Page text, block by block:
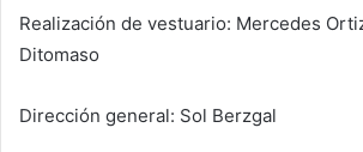
Realización de vestuario: Mercedes
Ditomaso
Dirección general: Sol Berzgal